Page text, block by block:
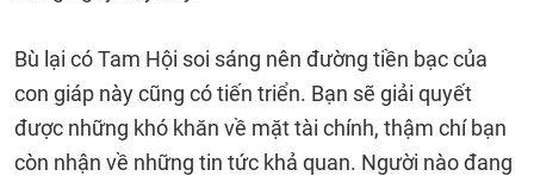
Bù lại có Tam Hội soi sáng nên đường tiền bạc của
con giáp này cũng có tiến triển. Bạn sẽ giải quyết
được những khó khăn về mặt tài chính, thậm chí bạn
còn nhận về những tin tức khả quan. Người nào đang